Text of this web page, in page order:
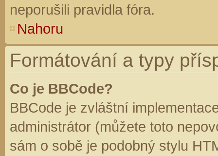
neporušili pravidla fóra.
Nahoru
Formátování a typy
Co je BBCode?
BBCode je zvláštní
administrátor (můžete toto
sám o sobě je podobný stylu